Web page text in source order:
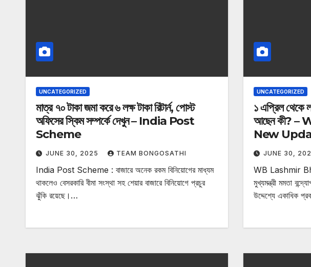
UNCATEGORIZED
মাত্র ৭০ টাকা জমা করে ৬ লক্ষ টাকা রিটার্ন, পোস্ট
অফিসের স্কিম সম্পর্কে দেখুন – India Post
Scheme
JUNE 30, 2025 TEAM BONGOSATHI
India Post Scheme : বাজারে অনেক রকম বিনিয়োগের মাধ্যম
থাকলেও বেসরকারি বীমা সংস্থা সহ শেয়ার বাজারে বিনিয়োগে প্রচুর
ঝুঁকি রয়েছে।…
UNCATEGORIZED
১ এপ্রিল থেকে
আছেন কী?
New
JUNE 30,
WB Lashmir
মুখ্যমন্ত্রী মমতা
উদ্দেশ্যে একাধিক